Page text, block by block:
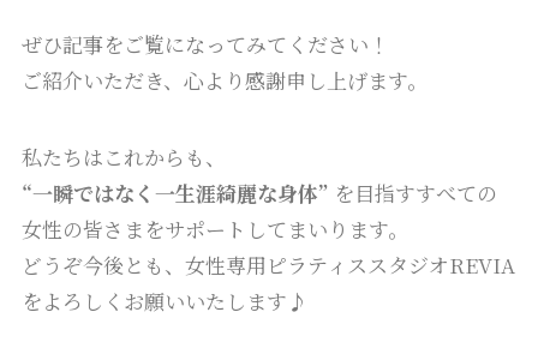
ぜひ記事をご覧になってみてください！
ご紹介いただき、心より感謝申し上げます。
私たちはこれからも、
“一瞬ではなく一生涯綺麗な身体” を目指すすべての
女性の皆さまをサポートしてまいります。
どうぞ今後とも、女性専用ピラティススタジオREVIA
をよろしくお願いいたします♪